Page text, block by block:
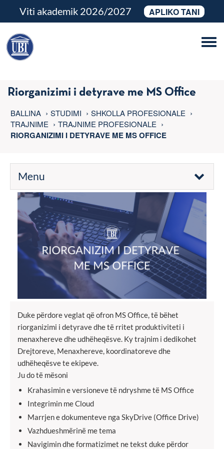
Viti akademik 2026/2027 APLIKO TANI
Riorganizimi i detyrave me MS Office
BALLINA STUDIMI
SHKOLLA PROFESIONALE
TRAJNIME
TRAJNIME PROFESIONALE
RIORGANIZIMI I DETYRAVE ME MS OFFICE
Menu
Duke përdore veglat që ofron MS Office, të bëhet
riorganizimi i detyrave dhe të rritet produktiviteti i
menaxhereve dhe udhëheqësve. Ky trajnim i dedikohet
Drejtoreve, Menaxhereve, koordinatoreve dhe
udhëheqësve te ekipeve.
Ju do të mësoni
Krahasimin e versioneve të ndryshme të MS Office
Integrimin me Cloud
Marrjen e dokumenteve nga SkyDrive (Office Drive)
Vazhdueshmërinë me tema
Navigimin dhe formatizimet ne tekst duke përdor